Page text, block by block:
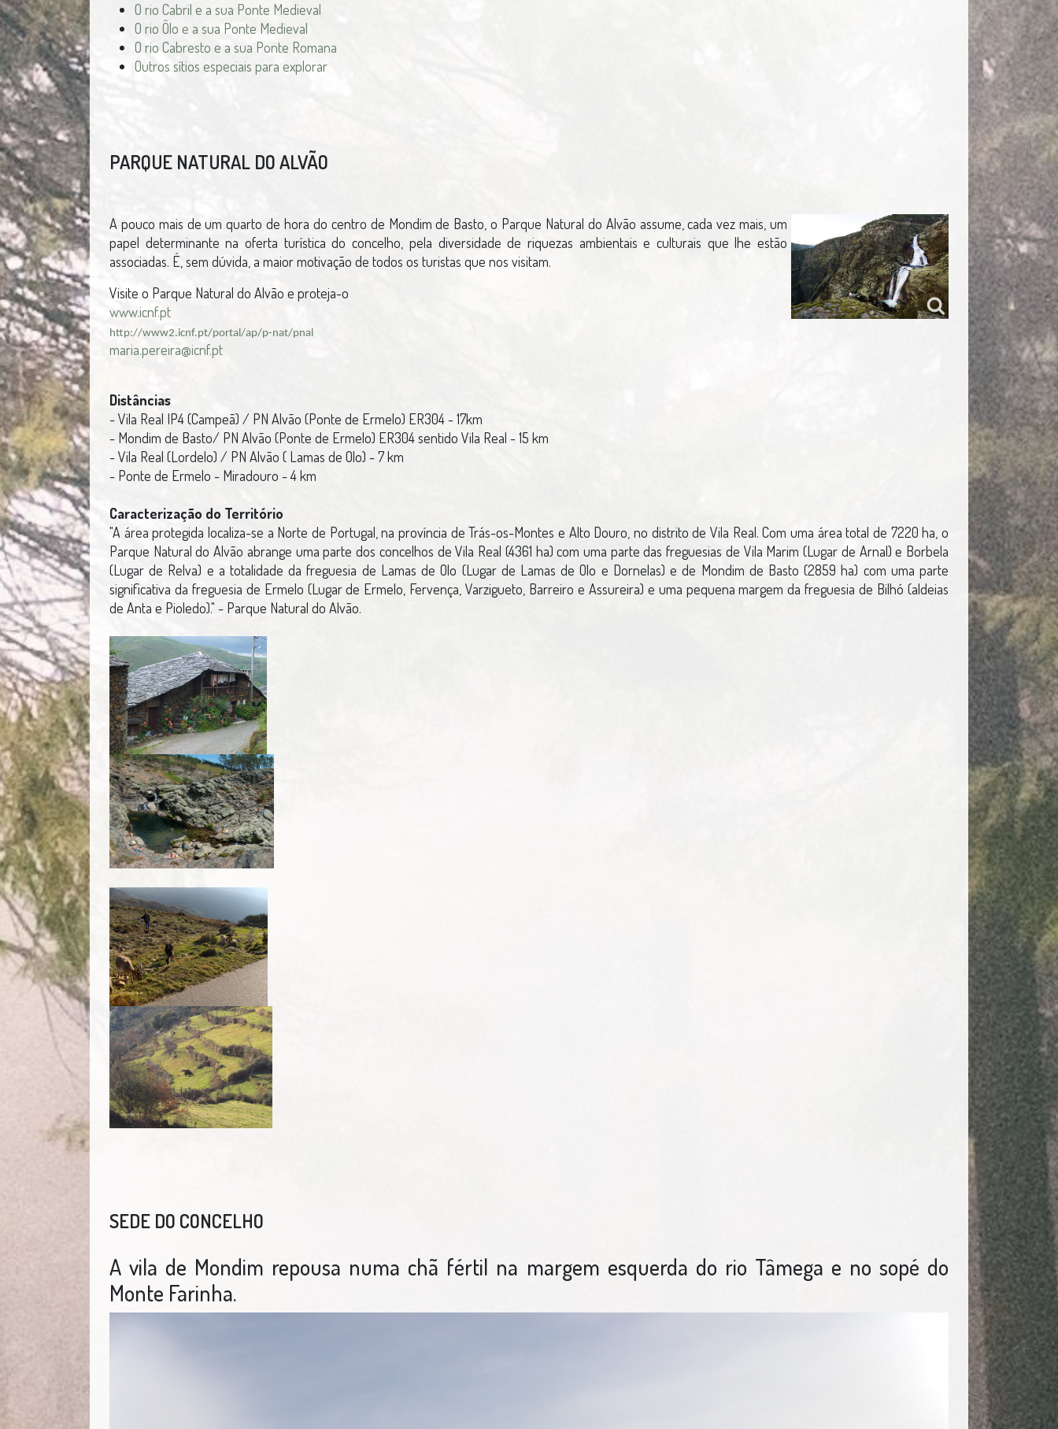
O rio Cabril e a sua Ponte Medieval
O rio Ôlo e a sua Ponte Medieval
O rio Cabresto e a sua Ponte Romana
Outros sítios especiais para explorar
PARQUE NATURAL DO ALVÃO
A pouco mais de um quarto de hora do centro de Mondim de Basto, o Parque Natural do Alvão assume, cada vez mais, um
papel determinante na oferta turística do concelho, pela diversidade de riquezas ambientais e culturais que lhe estão
associadas. É, sem dúvida, a maior motivação de todos os turistas que nos visitam.
Visite o Parque Natural do Alvão e proteja-o
www.icnf.pt
http://www2.icnf.pt/portal/ap/p-nat/pnal
maria.pereira@icnf.pt
Distâncias
- Vila Real IP4 (Campeã) / PN Alvão (Ponte de Ermelo) ER304 - 17km
- Mondim de Basto/ PN Alvão (Ponte de Ermelo) ER304 sentido Vila Real - 15 km
- Vila Real (Lordelo) / PN Alvão ( Lamas de Olo) - 7 km
- Ponte de Ermelo - Miradouro - 4 km
Caracterização do Território
"A área protegida localiza-se a Norte de Portugal, na província de Trás-os-Montes e Alto Douro, no distrito de Vila Real. Com uma área total de 7220 ha, o
Parque Natural do Alvão abrange uma parte dos concelhos de Vila Real (4361 ha) com uma parte das freguesias de Vila Marim (Lugar de Arnal) e Borbela
(Lugar de Relva) e a totalidade da freguesia de Lamas de Olo (Lugar de Lamas de Olo e Dornelas) e de Mondim de Basto (2859 ha) com uma parte
significativa da freguesia de Ermelo (Lugar de Ermelo, Fervença, Varzigueto, Barreiro e Assureira) e uma pequena margem da freguesia de Bilhó (aldeias
de Anta e Pioledo)." - Parque Natural do Alvão.
SEDE DO CONCELHO
A vila de Mondim repousa numa chã fértil na margem esquerda do rio Tâmega e no sopé do
Monte Farinha.